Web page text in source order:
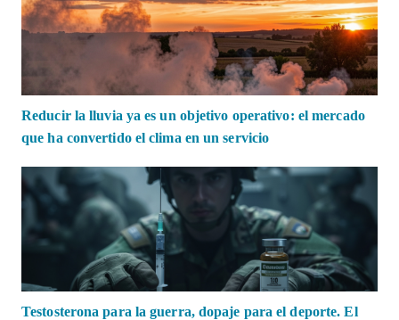
Reducir la lluvia ya es un objetivo operativo: el mercado
que ha convertido el clima en un servicio
Testosterona para la guerra, dopaje para el deporte. El